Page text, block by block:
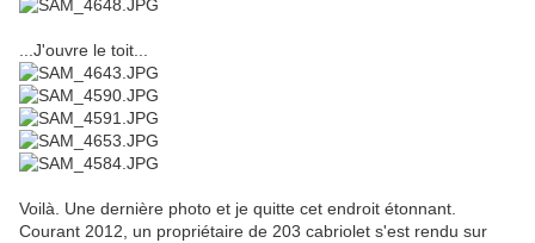
...J'ouvre le toit...
Voilà. Une dernière photo et je quitte cet endroit étonnant.
Courant 2012, un propriétaire de 203 cabriolet s'est rendu sur